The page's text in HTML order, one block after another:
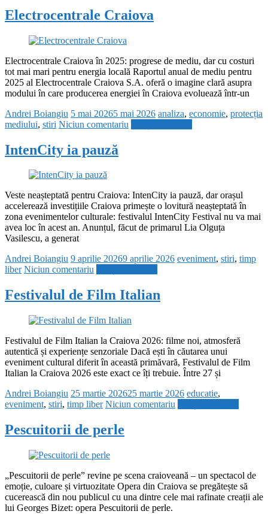
Electrocentrale Craiova
Electrocentrale Craiova în 2025: progrese de mediu, dar cu costuri
tot mai mari pentru energia locală Raportul anual de mediu pentru
2025 al Electrocentrale Craiova S.A. oferă o imagine clară asupra
modului în care producerea energiei în Craiova evoluează într-un
Andrei Boiangiu 5 mai 20265 mai 2026 analiza, economie, protecția
mediului, stiri Niciun comentariu
IntenCity ia pauză
Veste neașteptată pentru Craiova: IntenCity ia pauză, dar orașul
accelerează investițiile Craiova primește o lovitură neașteptată în
zona evenimentelor culturale: festivalul IntenCity Festival nu va mai
avea loc în acest an. Anunțul, făcut de primarul Lia Olguța
Vasilescu, a generat
Andrei Boiangiu 9 aprilie 20269 aprilie 2026 eveniment, stiri, timp
liber Niciun comentariu
Festivalul de Film Italian
Festivalul de Film Italian la Craiova 2026: filme noi, atmosferă
autentică și experiențe senzoriale Dacă ești în căutarea unui
eveniment cultural diferit în această primăvară, Festivalul de Film
Italian la Craiova 2026 este exact ce îți trebuie. Între 27 și
Andrei Boiangiu 25 martie 202625 martie 2026 educatie,
eveniment, stiri, timp liber Niciun comentariu
Pescuitorii de perle
„Pescuitorii de perle” revine pe scena craioveană – un spectacol de
emoție, culoare și virtuozitate Opera din Craiova se pregătește să
cucerească din nou publicul cu una dintre cele mai rafinate creații ale
lui Georges Bizet: opera Pescuitorii de perle.